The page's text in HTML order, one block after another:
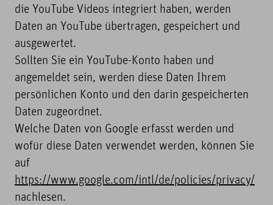
die YouTube Videos integriert haben, werden
Daten an YouTube übertragen, gespeichert und
ausgewertet.
Sollten Sie ein YouTube-Konto haben und
angemeldet sein, werden diese Daten Ihrem
persönlichen Konto und den darin gespeicherten
Daten zugeordnet.
Welche Daten von Google erfasst werden und
wofür diese Daten verwendet werden, können Sie
auf
https://www.google.com/intl/de/policies/privacy/
nachlesen.